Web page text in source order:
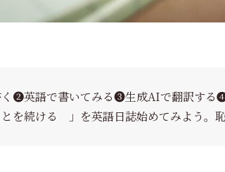
❷英語で書いてみる❸生成AIで翻訳する
を続ける 」を英語日誌始めてみよう。